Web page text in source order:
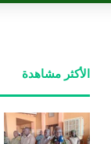
الأكثر مشاهدة